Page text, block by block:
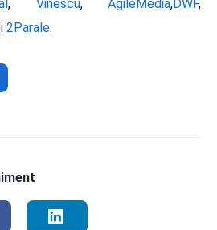
, Vinescu,AgileMedia,DWF,
2Parale.